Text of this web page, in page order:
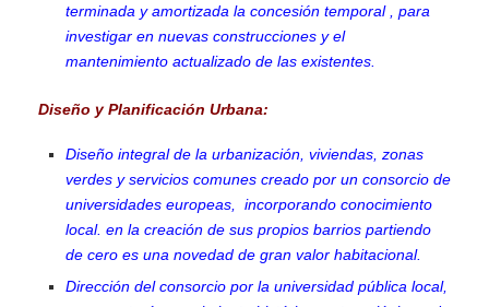
terminada y amortizada la concesión temporal , para
investigar en nuevas construcciones y el
mantenimiento actualizado de las existentes.
Diseño y Planificación Urbana:
Diseño integral de la urbanización, viviendas, zonas
verdes y servicios comunes creado por un consorcio de
universidades europeas, incorporando conocimiento
local. en la creación de sus propios barrios partiendo
de cero es una novedad de gran valor habitacional.
Dirección del consorcio por la universidad pública local,